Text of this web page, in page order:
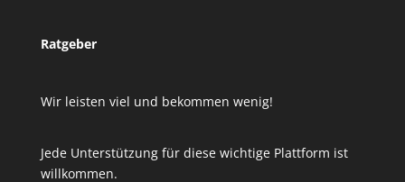
Ratgeber
Wir leisten viel und bekommen wenig!
Jede Unterstützung für diese wichtige Plattform ist
willkommen.